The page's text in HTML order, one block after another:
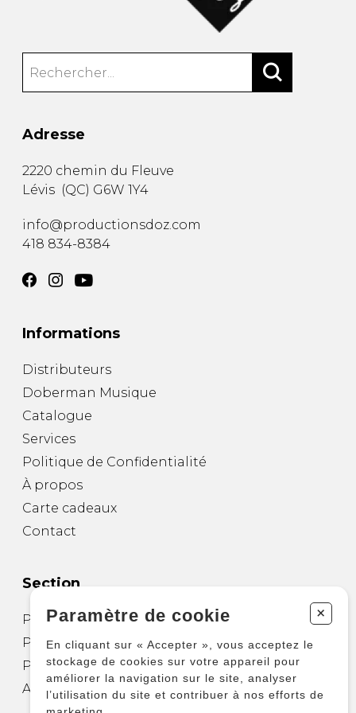
Adresse
2220 chemin du Fleuve
Lévis (QC) G6W 1Y4
info@productionsdoz.com
418 834-8384
Informations
Distributeurs
Doberman Musique
Catalogue
Services
Politique de Confidentialité
À propos
Carte cadeaux
Contact
Section
Partitions pour guitare
Partitions pour autres instruments
Partitions pour ensembles
Autres produits
Paramètre de cookie +
En cliquant sur « Accepter », vous acceptez le
stockage de cookies sur votre appareil pour
améliorer la navigation sur le site, analyser
l’utilisation du site et contribuer à nos efforts de